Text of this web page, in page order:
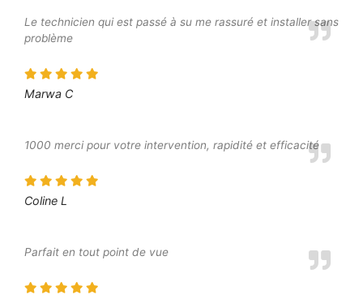
Le technicien qui est passé à su me rassuré et installer sans
problème
Marwa C
1000 merci pour votre intervention, rapidité et efficacité
Coline L
Parfait en tout point de vue